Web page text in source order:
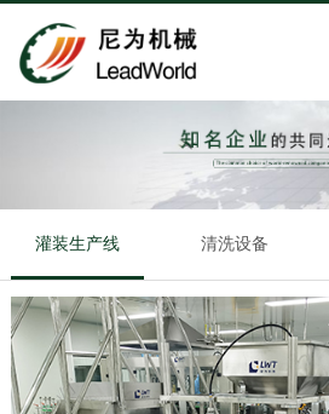
灌装生产线 清洗设备